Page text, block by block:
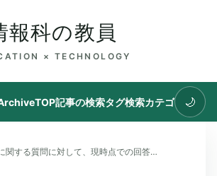
報科の教員
× TECHNOLOGY
TOP記事の検索タグ検索カテゴリ 🌙
教育観に関する質問に対して、現時点での回答（備忘録）